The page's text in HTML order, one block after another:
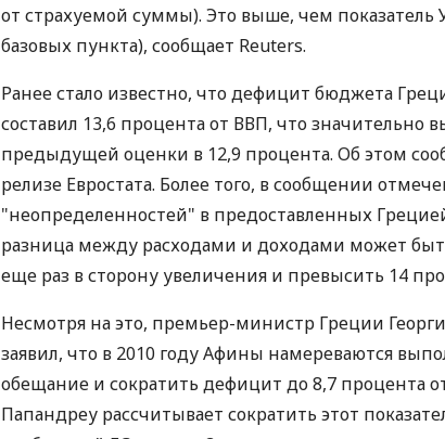
от страхуемой суммы). Это выше, чем показатель
базовых пункта), сообщает Reuters.
Ранее стало известно, что дефицит бюджета
составил 13,6 процента от ВВП, что значительно
предыдущей оценки в 12,9 процента. Об этом
релизе Евростата. Более того, в сообщении
"неопределенностей" в предоставленных
разница между расходами и доходами может
еще раз в сторону увеличения и превысить 14
Несмотря на это, премьер-министр Греции
заявил, что в 2010 году Афины намереваются
обещание и сократить дефицит до 8,7 процента
Папандреу рассчитывает сократить этот